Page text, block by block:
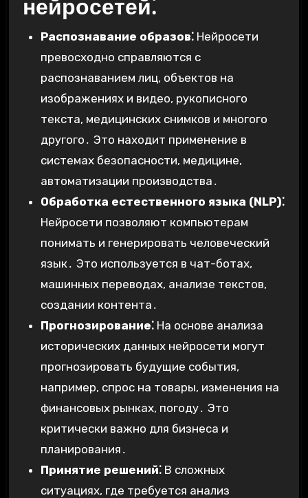
нейросетей⁚
Распознавание образов⁚Нейросети
превосходно справляются с
распознаванием лиц, объектов на
изображениях и видео, рукописного
текста, медицинских снимков и многого
другого․ Это находит применение в
системах безопасности, медицине,
автоматизации производства․
Обработка естественного языка (NLP)⁚
Нейросети позволяют компьютерам
понимать и генерировать человеческий
язык․ Это используется в чат-ботах,
машинных переводах, анализе текстов,
создании контента․
Прогнозирование⁚На основе анализа
исторических данных нейросети могут
прогнозировать будущие события,
например, спрос на товары, изменения на
финансовых рынках, погоду․ Это
критически важно для бизнеса и
планирования․
Принятие решений⁚В сложных
ситуациях, где требуется анализ